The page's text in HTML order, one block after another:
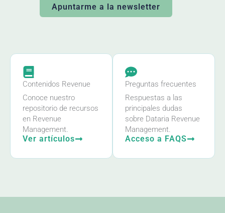
Apuntarme a la newsletter
Contenidos Revenue
Conoce nuestro
repositorio de recursos
en Revenue
Management.
Ver artículos
Preguntas frecuentes
Respuestas a las
principales dudas
sobre Dataria Revenue
Management.
Acceso a FAQS